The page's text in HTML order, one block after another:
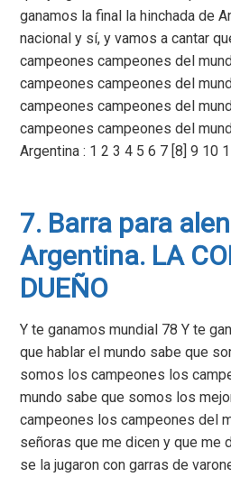
ganamos la final la hinchada de
nacional y sí, y vamos a cantar
campeones campeones del
campeones campeones del
campeones campeones del
campeones campeones del
Argentina : 1 2 3 4 5 6 7 [8] 9 10
7. Barra para
Argentina. LA
DUEÑO
Y te ganamos mundial 78 Y te
que hablar el mundo sabe que
somos los campeones los
mundo sabe que somos los
campeones los campeones del
señoras que me dicen y que me
se la jugaron con garras de